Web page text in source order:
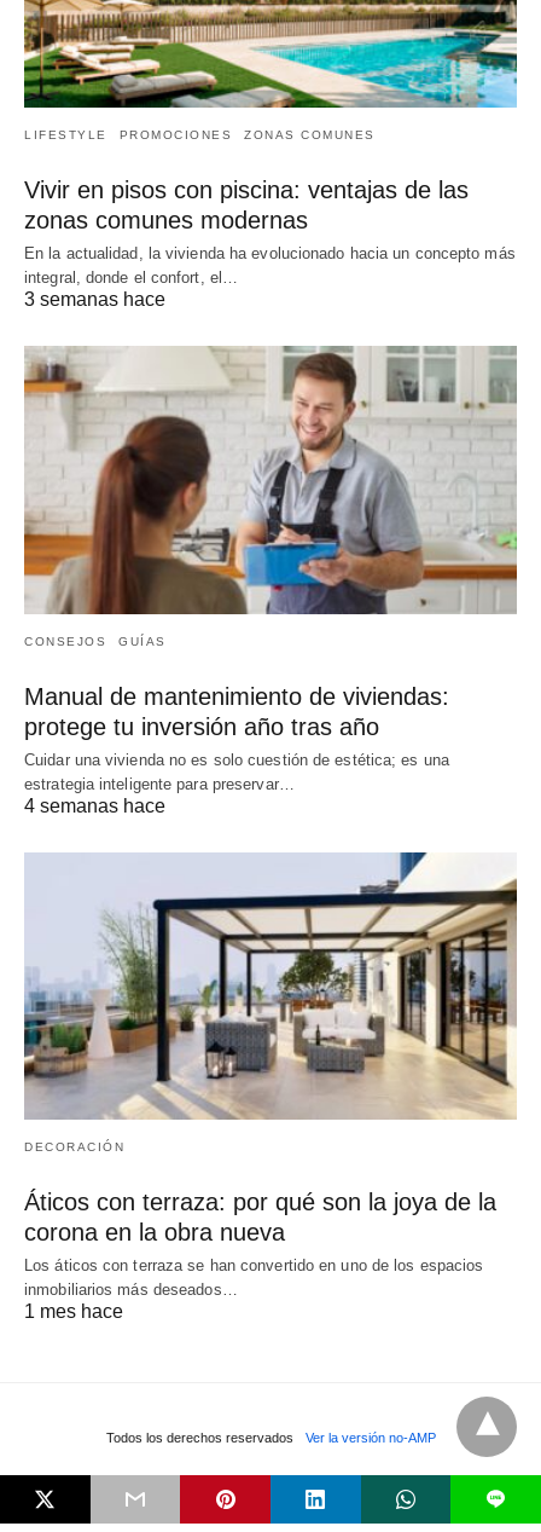
LIFESTYLE PROMOCIONES ZONAS COMUNES
Vivir en pisos con piscina: ventajas de las
zonas comunes modernas
En la actualidad, la vivienda ha evolucionado hacia un concepto más
integral, donde el confort, el…
3 semanas hace
CONSEJOS GUÍAS
Manual de mantenimiento de viviendas:
protege tu inversión año tras año
Cuidar una vivienda no es solo cuestión de estética; es una
estrategia inteligente para preservar…
4 semanas hace
DECORACIÓN
Áticos con terraza: por qué son la joya de la
corona en la obra nueva
Los áticos con terraza se han convertido en uno de los espacios
inmobiliarios más deseados…
1 mes hace
Todos los derechos reservados Ver la versión no-AMP
L